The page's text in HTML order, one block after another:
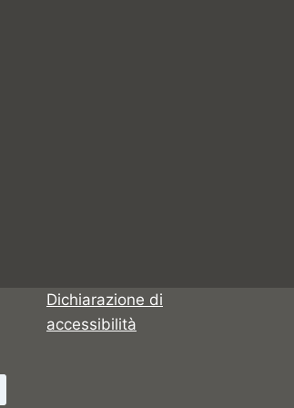
Dichiarazione di
accessibilità